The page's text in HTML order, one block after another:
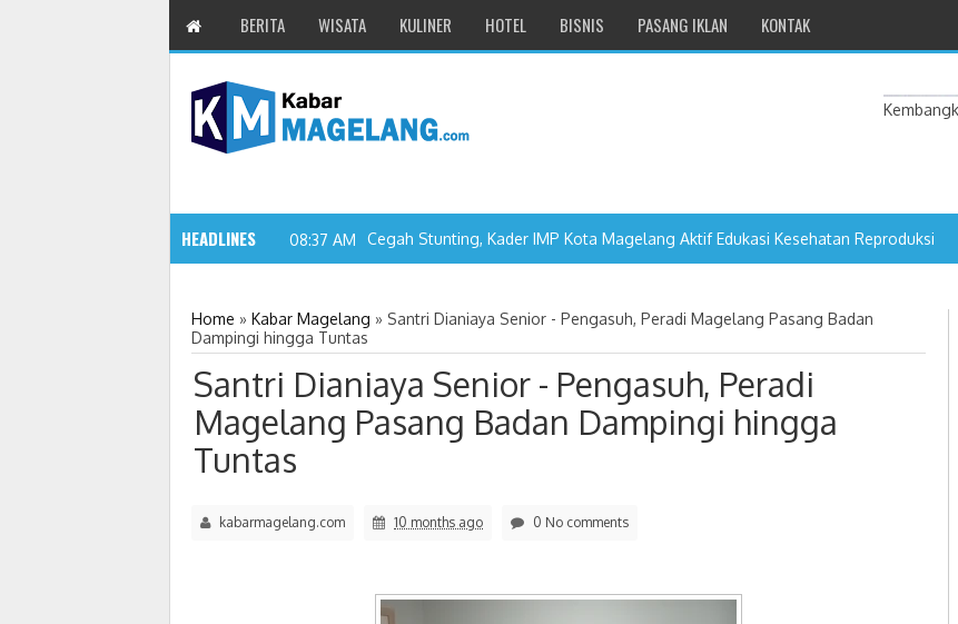
BERITA WISATA KULINER HOTEL BISNIS PASANG IKLAN KONTAK
HEADLINES 08:37 AM Cegah Stunting, Kader IMP Kota Magelang Aktif Edukasi Kesehatan Reproduksi
Home » Kabar Magelang » Santri Dianiaya Senior - Pengasuh, Peradi Magelang Pasang Badan
Dampingi hingga Tuntas
Santri Dianiaya Senior - Pengasuh, Peradi
Magelang Pasang Badan Dampingi hingga
Tuntas
kabarmagelang.com 10 months ago 0 No comments